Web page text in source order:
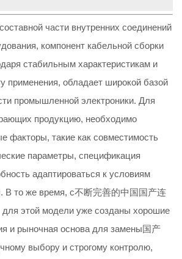
части внутренних соединений
компонент кабельной сборки
стабильным характеристикам и
применения, обладает широкой базой
промышленной электроники. Для
продукцию, необходимо
факторы, такие как совместимость
параметры, спецификация
адаптироваться к условиям
то же время, с不断完善的中国国产连
этой модели уже созданы хорошие
и рыночная основа для замены国产
выбору и строгому контролю,